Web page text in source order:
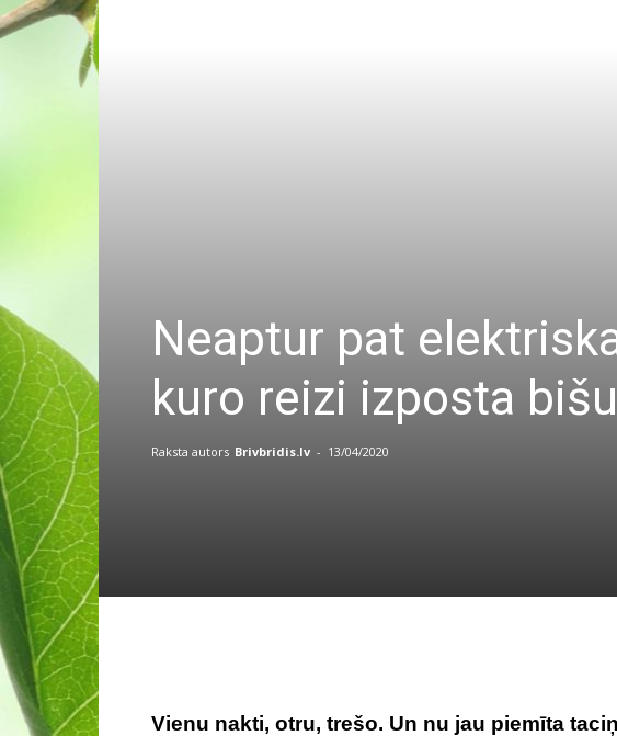
Neaptur pat
kuro reizi izposta
Raksta autors Brivbridis.lv - 13/04/2020
Vienu nakti, otru, trešo. Un nu jau piemīta